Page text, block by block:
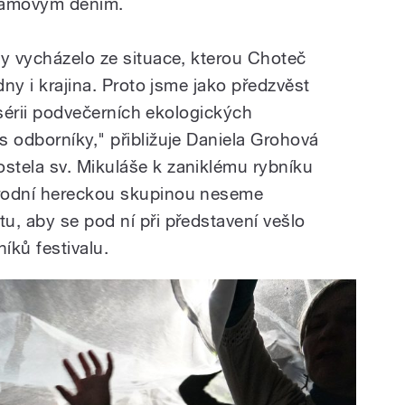
vycházelo ze situace, kterou Choteč
i krajina. Proto jsme jako předzvěst
podvečerních ekologických
odborníky," přibližuje Daniela Grohová
sv. Mikuláše k zaniklému rybníku
hereckou skupinou neseme
aby se pod ní při představení vešlo
festivalu.